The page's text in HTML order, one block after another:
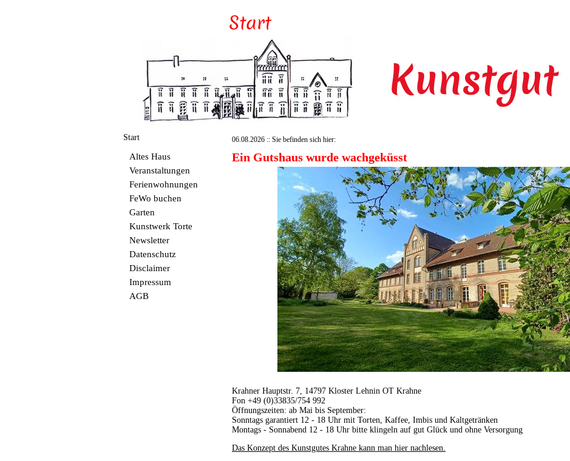
Start
Altes Haus
Veranstaltungen
Ferienwohnungen
FeWo buchen
Garten
Kunstwerk Torte
Newsletter
Datenschutz
Disclaimer
Impressum
AGB
06.08.2026 :: Sie befinden sich hier:
Ein Gutshaus wurde wachgeküsst
Krahner Hauptstr. 7, 14797 Kloster Lehnin OT Krahne
Fon +49 (0)33835/754 992
Öffnungszeiten: ab Mai bis September:
Sonntags garantiert 12 - 18 Uhr mit Torten, Kaffee, Imbis und Kaltgetränken
Montags - Sonnabend 12 - 18 Uhr bitte klingeln auf gut Glück und ohne Versorgung
Das Konzept des Kunstgutes Krahne kann man hier nachlesen.